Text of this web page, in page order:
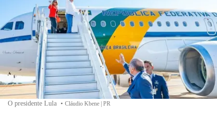
O presidente Lula • Cláudio Kbene | PR